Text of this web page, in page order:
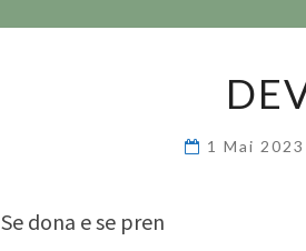
1 Mai
Se dona e se pren